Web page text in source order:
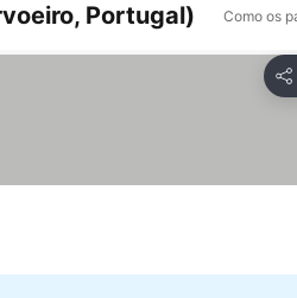
Portugal) Como os